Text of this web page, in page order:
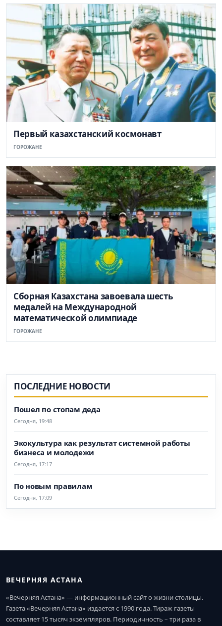
Первый казахстанский космонавт
ГОРОЖАНЕ
Сборная Казахстана завоевала шесть
медалей на Международной
математической олимпиаде
ГОРОЖАНЕ
ПОСЛЕДНИЕ НОВОСТИ
Пошел по стопам деда
Сегодня, 19:48
Экокультура как результат системной работы
бизнеса и молодежи
Сегодня, 17:17
По новым правилам
Сегодня, 17:09
ВЕЧЕРНЯЯ АСТАНА
«Вечерняя Астана» — информационный сайт о жизни столицы.
Газета «Вечерняя Астана» издается с 1990 года. Тираж газеты
составляет 15 тысяч экземпляров. Периодичность – три раза в